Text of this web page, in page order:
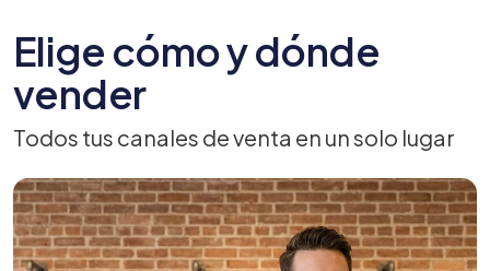
Elige cómo y dónde
vender
Todos tus canales de venta en un solo lugar